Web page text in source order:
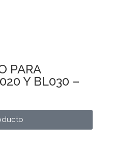
PARA
Y BL030 –